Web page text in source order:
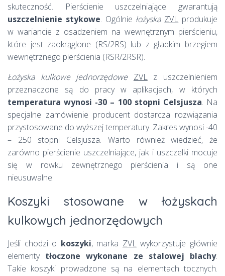
skuteczność. Pierścienie uszczelniające gwarantują
uszczelnienie stykowe. Ogólnie łożyska ZVL produkuje
w wariancie z osadzeniem na wewnętrznym pierścieniu,
które jest zaokrąglone (RS/2RS) lub z gładkim brzegiem
wewnętrznego pierścienia (RSR/2RSR).
Łożyska kulkowe jednorzędowe ZVLz uszczelnieniem
przeznaczone są do pracy w aplikacjach, w których
temperatura wynosi -30 – 100 stopni Celsjusza. Na
specjalne zamówienie producent dostarcza rozwiązania
przystosowane do wyższej temperatury. Zakres wynosi -40
– 250 stopni Celsjusza. Warto również wiedzieć, że
zarówno pierścienie uszczelniające, jak i uszczelki mocuje
się w rowku zewnętrznego pierścienia i są one
nieusuwalne.
Koszyki stosowane w łożyskach
kulkowych jednorzędowych
Jeśli chodzi o koszyki, marka ZVLwykorzystuje głównie
elementy tłoczone wykonane ze stalowej blachy.
Takie koszyki prowadzone są na elementach tocznych.